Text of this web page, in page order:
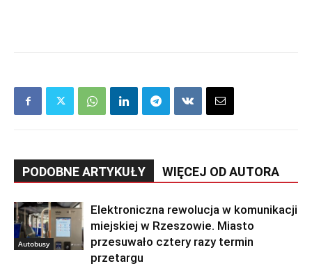
PODOBNE ARTYKUŁY WIĘCEJ OD AUTORA
Autobusy
Elektroniczna rewolucja w komunikacji
miejskiej w Rzeszowie. Miasto
przesuwało cztery razy termin
przetargu